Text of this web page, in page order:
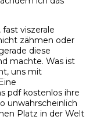
viszerale
zähmen oder
diese
machte. Was ist
uns mit
pdf kostenlos ihre
unwahrscheinlich
Platz in der Welt